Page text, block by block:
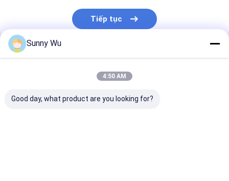
Thẻ TF cấp công nghiệp
Tiếp tục
Danh Mục Của Chúng Tôi
Sunny Wu
4:50 AM
Good day, what product are you looking for?